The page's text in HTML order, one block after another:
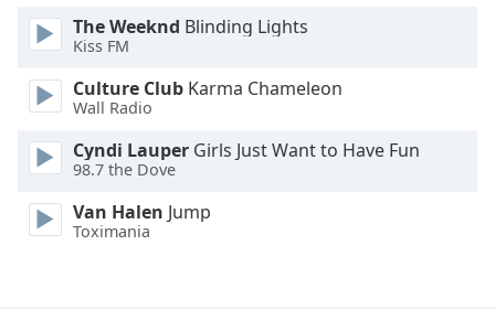
Edge
Style
Font
Family
The Weeknd Blinding Lights
Kiss FM
Culture Club Karma Chameleon
Wall Radio
Cyndi Lauper Girls Just Want to Have Fun
98.7 the Dove
Van Halen Jump
Toximania